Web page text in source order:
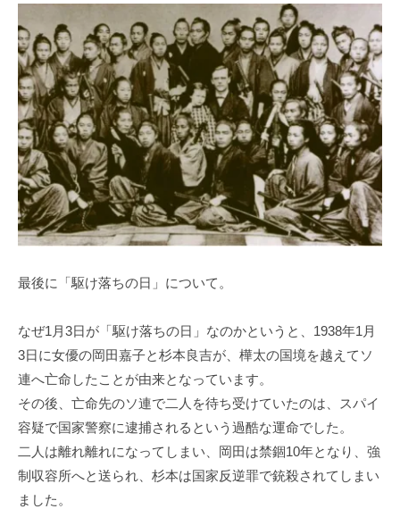
最後に「駆け落ちの日」について。
なぜ1月3日が「駆け落ちの日」なのかというと、1938年1月
3日に女優の岡田嘉子と杉本良吉が、樺太の国境を越えてソ
連へ亡命したことが由来となっています。
その後、亡命先のソ連で二人を待ち受けていたのは、スパイ
容疑で国家警察に逮捕されるという過酷な運命でした。
二人は離れ離れになってしまい、岡田は禁錮10年となり、強
制収容所へと送られ、杉本は国家反逆罪で銃殺されてしまい
ました。